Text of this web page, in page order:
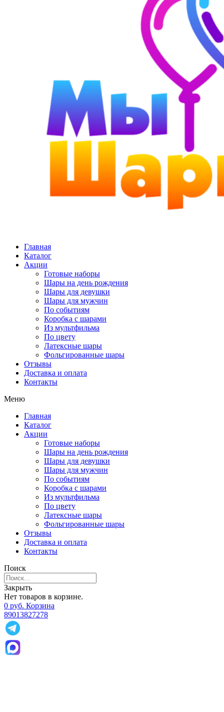
Главная
Каталог
Акции
Готовые наборы
Шары на день рождения
Шары для девушки
Шары для мужчин
По событиям
Коробка с шарами
Из мультфильма
По цвету
Латексные шары
Фольгированные шары
Отзывы
Доставка и оплата
Контакты
Меню
Главная
Каталог
Акции
Готовые наборы
Шары на день рождения
Шары для девушки
Шары для мужчин
По событиям
Коробка с шарами
Из мультфильма
По цвету
Латексные шары
Фольгированные шары
Отзывы
Доставка и оплата
Контакты
Поиск
Закрыть
Нет товаров в корзине.
0 руб. Корзина
89013827278